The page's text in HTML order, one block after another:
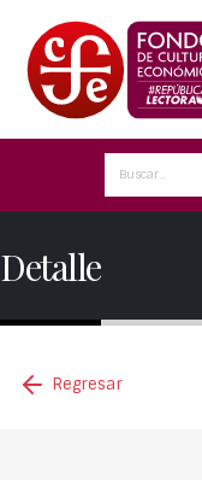
Detalle
Regresar